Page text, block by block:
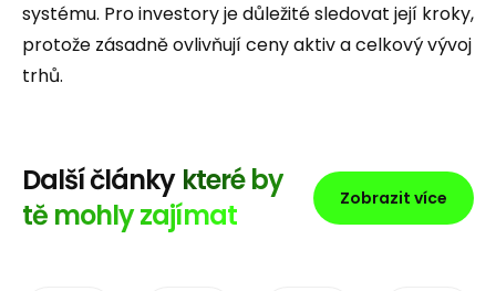
systému. Pro investory je důležité sledovat její kroky,
protože zásadně ovlivňují ceny aktiv a celkový vývoj
trhů.
Další články které by
tě mohly zajímat
Zobrazit více